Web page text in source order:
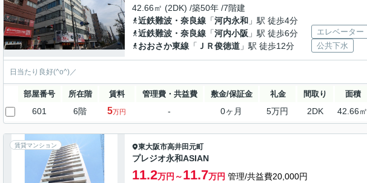
42.66㎡ (2DK) /築50年 /7階建
近鉄難波・奈良線 「河内永和 」駅 徒歩4分
近鉄難波・奈良線 「河内小阪 」駅 徒歩6分
おおさか東線 「 ＪＲ俊徳道 」駅 徒歩12分
エレベーター
公共下水
日当たり良好(^o^)／
部屋番号 所在階 賃料 管理費・共益費 敷金/保証金 礼金 間取り 面積
601 6階 5万円 - 0ヶ月 5万円 2DK 42.66㎡
賃貸マンション 東大阪市高井田元町
プレジオ永和ASIAN
11.2万円～11.7万円 管理/共益費20,000円